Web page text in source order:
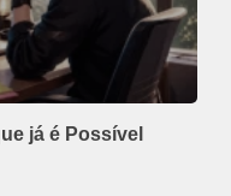
já é Possível